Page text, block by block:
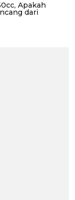
Apakah
dari